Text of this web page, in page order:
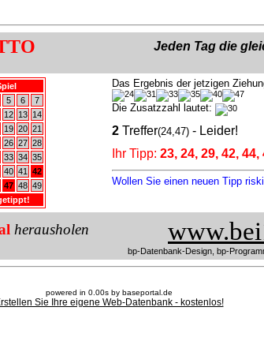
Jeden Tag die
5 6
7
12 13
14
19 20 21
26 27 28
33 34 35
40 41
42
47 48 49
Das Ergebnis der jetzigen
Die Zusatzzahl lautet:
2 Treffer(24,47) - Leider!
Ihr Tipp: 23, 24, 29, 42, 44,
Wollen Sie einen neuen Tipp
herausholen
bp-Datenbank-Design, bp-
powered in 0.00s by baseportal.de
Sie Ihre eigene Web-Datenbank - kostenlos!